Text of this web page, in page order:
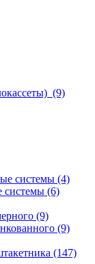
(9)
системы (4)
системы (6)
(9)
(9)
(147)